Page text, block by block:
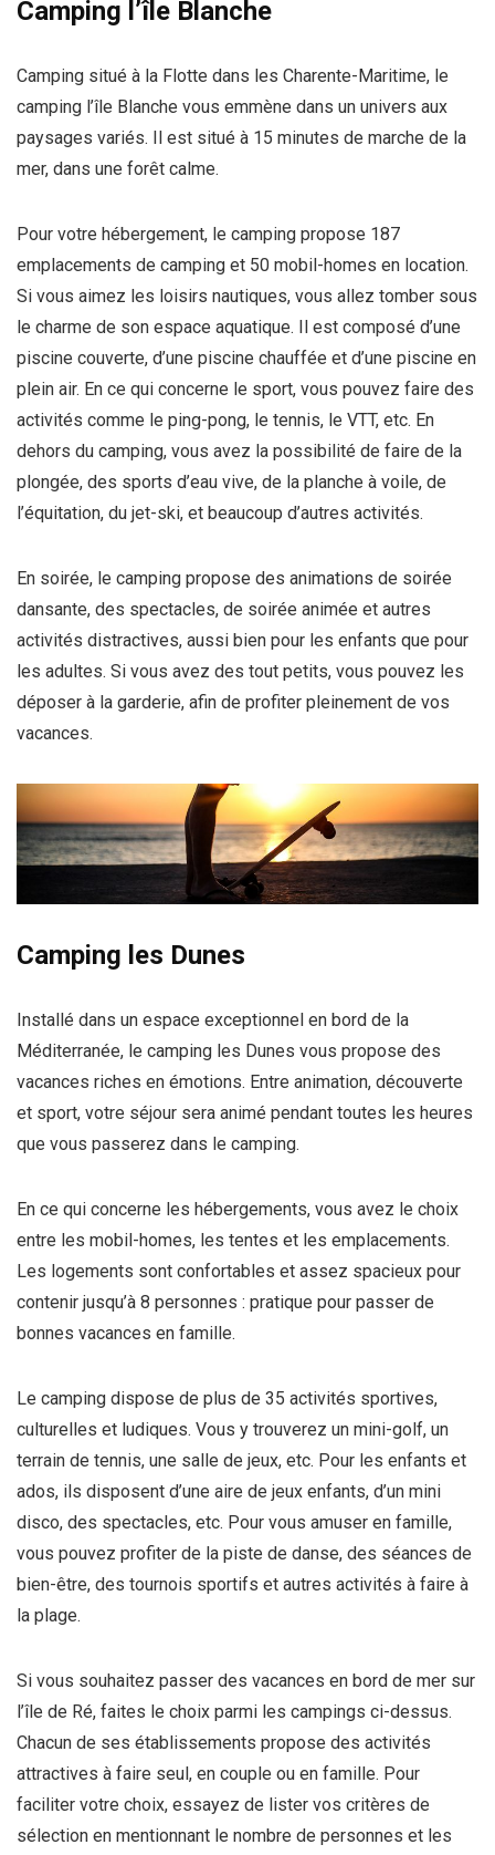
Camping l’île Blanche
Camping situé à la Flotte dans les Charente-Maritime, le
camping l’île Blanche vous emmène dans un univers aux
paysages variés. Il est situé à 15 minutes de marche de la
mer, dans une forêt calme.
Pour votre hébergement, le camping propose 187
emplacements de camping et 50 mobil-homes en location.
Si vous aimez les loisirs nautiques, vous allez tomber sous
le charme de son espace aquatique. Il est composé d’une
piscine couverte, d’une piscine chauffée et d’une piscine en
plein air. En ce qui concerne le sport, vous pouvez faire des
activités comme le ping-pong, le tennis, le VTT, etc. En
dehors du camping, vous avez la possibilité de faire de la
plongée, des sports d’eau vive, de la planche à voile, de
l’équitation, du jet-ski, et beaucoup d’autres activités.
En soirée, le camping propose des animations de soirée
dansante, des spectacles, de soirée animée et autres
activités distractives, aussi bien pour les enfants que pour
les adultes. Si vous avez des tout petits, vous pouvez les
déposer à la garderie, afin de profiter pleinement de vos
vacances.
Camping les Dunes
Installé dans un espace exceptionnel en bord de la
Méditerranée, le camping les Dunes vous propose des
vacances riches en émotions. Entre animation, découverte
et sport, votre séjour sera animé pendant toutes les heures
que vous passerez dans le camping.
En ce qui concerne les hébergements, vous avez le choix
entre les mobil-homes, les tentes et les emplacements.
Les logements sont confortables et assez spacieux pour
contenir jusqu’à 8 personnes : pratique pour passer de
bonnes vacances en famille.
Le camping dispose de plus de 35 activités sportives,
culturelles et ludiques. Vous y trouverez un mini-golf, un
terrain de tennis, une salle de jeux, etc. Pour les enfants et
ados, ils disposent d’une aire de jeux enfants, d’un mini
disco, des spectacles, etc. Pour vous amuser en famille,
vous pouvez profiter de la piste de danse, des séances de
bien-être, des tournois sportifs et autres activités à faire à
la plage.
Si vous souhaitez passer des vacances en bord de mer sur
l’île de Ré, faites le choix parmi les campings ci-dessus.
Chacun de ses établissements propose des activités
attractives à faire seul, en couple ou en famille. Pour
faciliter votre choix, essayez de lister vos critères de
sélection en mentionnant le nombre de personnes et les